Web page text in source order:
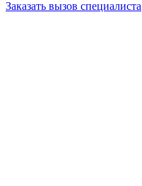
Заказать вызов специалиста